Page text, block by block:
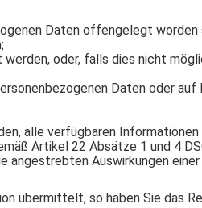
Daten offengelegt
oder, falls dies nicht
Daten oder auf
alle verfügbaren
Artikel 22 Absätze 1 und 4
Auswirkungen
übermittelt, so haben Sie das